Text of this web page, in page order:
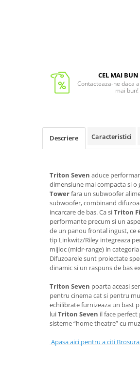
CEL MAI BUN
Contacteaza-ne daca
mai bun!
Descriere Caracteristici
Triton Seven aduce
dimensiune mai compacta si o
Towerfara un subwoofer
subwoofer, combinand
incarcare de bas. Ca siTriton
performante precum si un
de un panou frontal ingust, ce
tip Linkwitz/Riley integreaza
mijloc (midr-range) in categoria
Difuzoarele sunt proiectate
dinamic si un raspuns de bas
Triton Seven poarta aceasi
pentru cinema cat si pentru
echilibrate furnizeaza un bast
luiTriton Seven il face
sisteme “home theatre” cu
Apasa aici pentru a citi Brosura